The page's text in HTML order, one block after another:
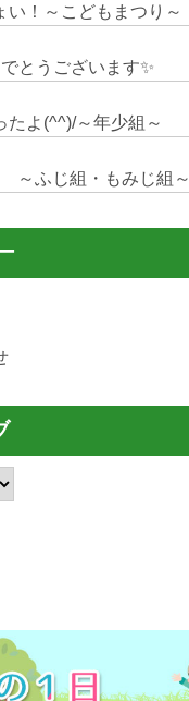
い！～こどもまつり～
とうございます✨
たよ(^^)/～年少組～
～ふじ組・もみじ組～